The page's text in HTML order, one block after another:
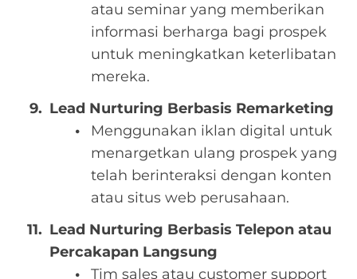
atau seminar yang memberikan
informasi berharga bagi prospek
untuk meningkatkan keterlibatan
mereka.
Lead Nurturing Berbasis Remarketing
Menggunakan iklan digital untuk
menargetkan ulang prospek yang
telah berinteraksi dengan konten
atau situs web perusahaan.
Lead Nurturing Berbasis Telepon atau
Percakapan Langsung
Tim sales atau customer support